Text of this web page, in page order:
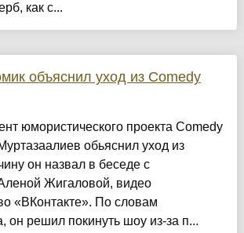
как с...
объяснил уход из Comedy
юмористического проекта Comedy
обьяснил уход из
он назвал в беседе с
Жигаловой, видео
«ВКонтакте». По словам
он решил покинуть шоу из-за п...